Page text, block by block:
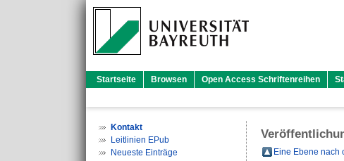
Startseite Browsen Open Access Schriftenreihen
Kontakt
Leitlinien EPub
Neueste Einträge
Eine Ebene nach